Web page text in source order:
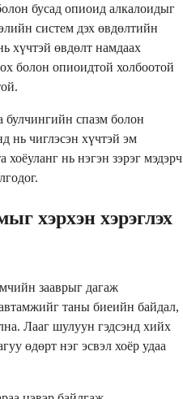
бусад опиоид алкалоидыг
систем дэх өвдөлтийн
хүчтэй өвдөлт намдаах
болон опиоидтой холбоотой
булчингийн спазм болон
нь чиглэсэн хүчтэй эм
хоёуланг нь нэгэн зэрэг мэдэрч
хэрхэн хэрэглэх
зааврыг дагаж
таны биеийн байдал,
Лааг шулуун гэдсэнд хийх
өдөрт нэг эсвэл хоёр удаа